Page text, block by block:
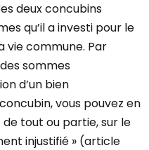
deux concubins
qu’il a investi pour le
vie commune. Par
sommes
d’un bien
vous pouvez en
tout ou partie, sur le
injustifié » (article